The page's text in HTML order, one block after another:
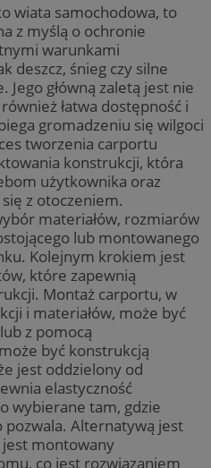
wiata samochodowa, to
z myślą o ochronie
warunkami
deszcz, śnieg czy silne
Jego główną zaletą jest nie
łatwa dostępność i
gromadzeniu się wilgoci
tworzenia carportu
konstrukcji, która
użytkownika oraz
z otoczeniem.
materiałów, rozmiarów
lub montowanego
Kolejnym krokiem jest
które zapewnią
Montaż carportu, w
i materiałów, może być
z pomocą
być konstrukcją
jest oddzielony od
elastyczność
wybierane tam, gdzie
pozwala. Alternatywą jest
montowany
co jest rozwiązaniem